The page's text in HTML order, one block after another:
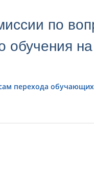
по
обучения
перехода